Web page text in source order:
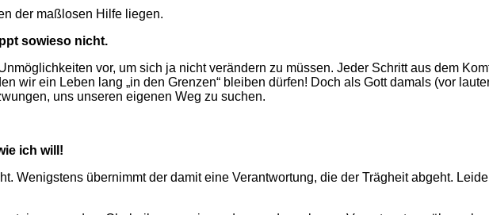
der maßlosen Hilfe liegen.
sowieso nicht.
vor, um sich ja nicht verändern zu müssen. Jeder Schritt aus dem
wir ein Leben lang „in den Grenzen“ bleiben dürfen! Doch als Gott damals (vor
uns unseren eigenen Weg zu suchen.
ich will!
Wenigstens übernimmt der damit eine Verantwortung, die der Trägheit abgeht.